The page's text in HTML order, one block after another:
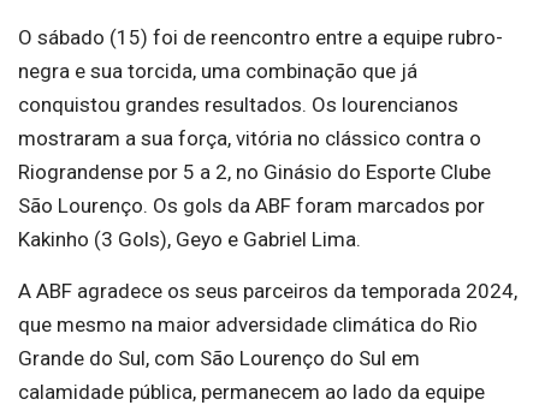
O sábado (15) foi de reencontro entre a equipe rubro-
negra e sua torcida, uma combinação que já
conquistou grandes resultados. Os lourencianos
mostraram a sua força, vitória no clássico contra o
Riograndense por 5 a 2, no Ginásio do Esporte Clube
São Lourenço. Os gols da ABF foram marcados por
Kakinho (3 Gols), Geyo e Gabriel Lima.
A ABF agradece os seus parceiros da temporada 2024,
que mesmo na maior adversidade climática do Rio
Grande do Sul, com São Lourenço do Sul em
calamidade pública, permanecem ao lado da equipe